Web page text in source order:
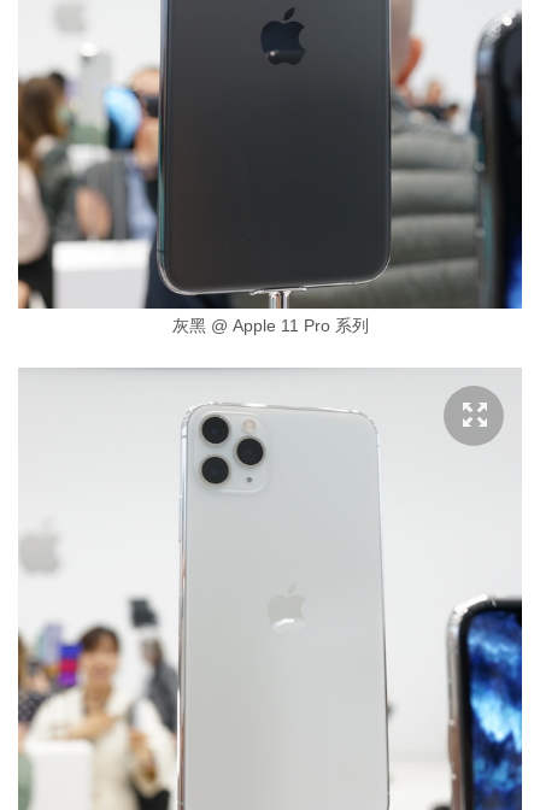
灰黑 @ Apple 11 Pro 系列